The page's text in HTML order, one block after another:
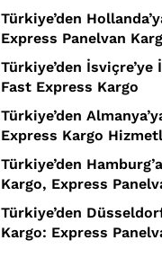
Türkiye’den
Express Panelvan
Türkiye’den İsviçre’ye
Fast Express Kargo
Türkiye’den
Express Kargo
Türkiye’den Hamburg’a
Kargo, Express
Türkiye’den
Kargo: Express